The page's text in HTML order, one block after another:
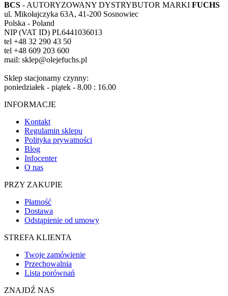
BCS - AUTORYZOWANY DYSTRYBUTOR MARKI FUCHS
ul. Mikołajczyka 63A, 41-200 Sosnowiec
Polska - Poland
NIP (VAT ID) PL6441036013
tel +48 32 290 43 50
tel +48 609 203 600
mail: sklep@olejefuchs.pl
Sklep stacjonarny czynny:
poniedziałek - piątek - 8.00 : 16.00
INFORMACJE
Kontakt
Regulamin sklepu
Polityka prywatności
Blog
Infocenter
O nas
PRZY ZAKUPIE
Płatność
Dostawa
Odstąpienie od umowy
STREFA KLIENTA
Twoje zamówienie
Przechowalnia
Lista porównań
ZNAJDŹ NAS